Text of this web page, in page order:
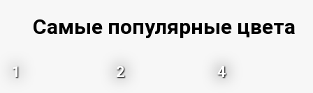
Самые популярные цвета
1 2 4